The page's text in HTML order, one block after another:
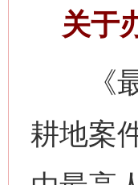
关于
《最
耕地案